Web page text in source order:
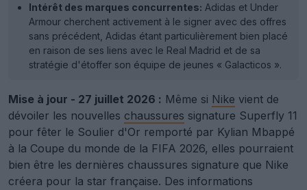
Intérêt des marques concurrentes: Adidas et Under
Armour cherchent activement à le signer avec des offres
sans précédent, Adidas étant particulièrement bien placé
en raison de ses liens avec le Real Madrid et de sa
stratégie d'étoffer son équipe de jeunes « Galacticos ».
Mise à jour - 27 juillet 2026 : Même si Nike vient de
dévoiler les nouvelles chaussures signature Superfly 11
pour fêter le Soulier d'Or remporté par Kylian Mbappé
à la Coupe du monde de la FIFA 2026, elles pourraient
bien être les dernières chaussures signature que Nike
créera pour la star française. Des informations